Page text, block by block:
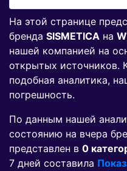
На этой странице
бренда SISMETICA на
нашей компанией на
открытых источников.
подобная аналитика,
погрешность.
По данным нашей
состоянию на вчера
представлен в 0
7 дней составила